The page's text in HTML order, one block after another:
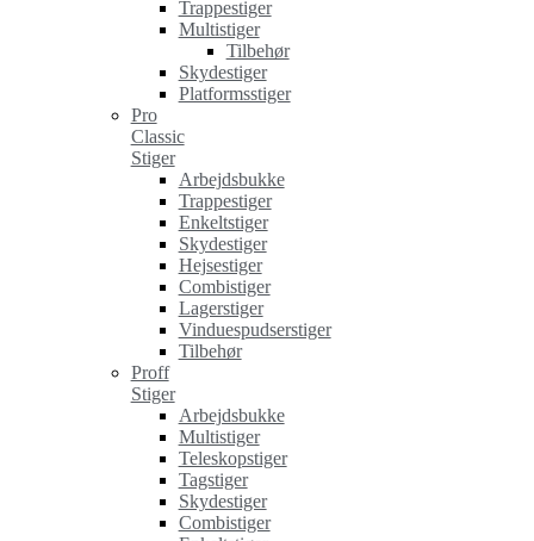
Trappestiger
Multistiger
Tilbehør
Skydestiger
Platformsstiger
Pro
Classic
Stiger
Arbejdsbukke
Trappestiger
Enkeltstiger
Skydestiger
Hejsestiger
Combistiger
Lagerstiger
Vinduespudserstiger
Tilbehør
Proff
Stiger
Arbejdsbukke
Multistiger
Teleskopstiger
Tagstiger
Skydestiger
Combistiger